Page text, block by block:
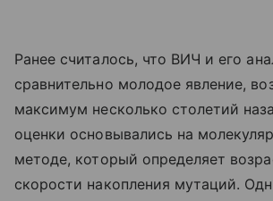
Ранее считалось, что ВИЧ и его
сравнительно молодое явление,
максимум несколько столетий
оценки основывались на
методе, который определяет
скорости накопления мутаций.